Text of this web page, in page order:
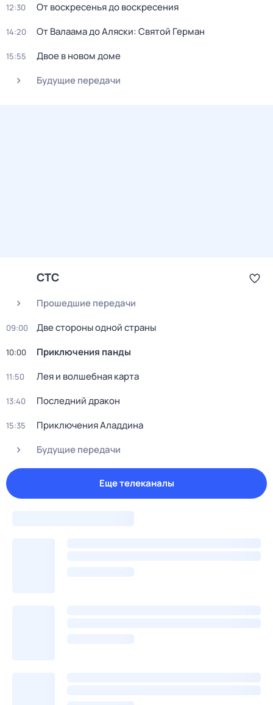
12:30 От воскресенья до воскресения
14:20 От Валаама до Аляски: Святой Герман
15:55
Двое в новом доме
Будущие передачи
СТС
Прошедшие передачи
09:00 Две стороны одной страны
10:00 Приключения панды
11:50 Лея и волшебная каpтa
13:40 Последний дракон
15:35
Приключения Аладдина
Будущие передачи
Еще телеканалы